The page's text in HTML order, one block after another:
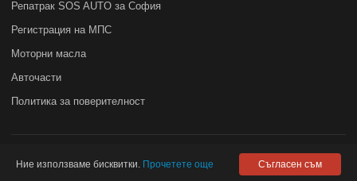
Репатрак SOS AUTO за София
Регистрация на МПС
Моторни масла
Авточасти
Политика за поверителност
autodata.bg не носи отговорност за точността на данните.
Ние използваме бисквитки. Прочетете още Съгласен съм